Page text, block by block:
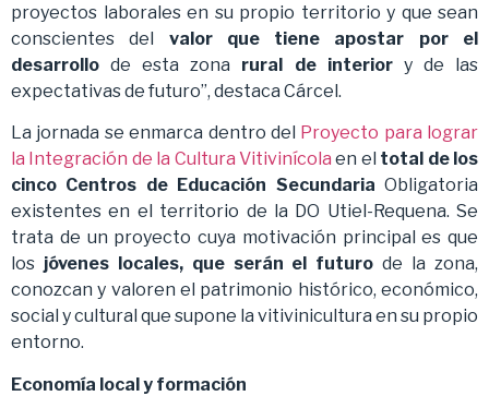
proyectos laborales en su propio territorio y que sean
conscientes del valor que tiene apostar por el
desarrollode esta zona rural de interiory de las
expectativas de futuro”, destaca Cárcel.
La jornada se enmarca dentro del
Proyecto para lograr
la Integración de la Cultura Vitivinícola en el total de los
cinco Centros de Educación Secundaria Obligatoria
existentes en el territorio de la DO Utiel-Requena. Se
trata de un proyecto cuya motivación principal es que
los jóvenes locales, que serán el futurode la zona,
conozcan y valoren el patrimonio histórico, económico,
social y cultural que supone la vitivinicultura en su propio
entorno.
Economía local y formación